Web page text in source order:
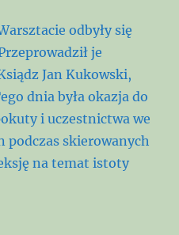
odbyły się
je
Jan Kukowski,
dnia była okazja do
i uczestnictwa we
podczas skierowanych
na temat istoty